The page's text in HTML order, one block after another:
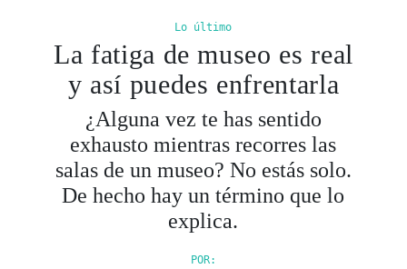
Lo último
La fatiga de museo es real
y así puedes enfrentarla
¿Alguna vez te has sentido
exhausto mientras recorres las
salas de un museo? No estás solo.
De hecho hay un término que lo
explica.
POR: